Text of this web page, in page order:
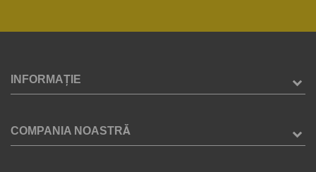
INFORMAȚIE
COMPANIA NOASTRĂ